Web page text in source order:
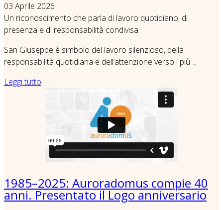
03 Aprile 2026
Un riconoscimento che parla di lavoro quotidiano, di
presenza e di responsabilità condivisa.
San Giuseppe è simbolo del lavoro silenzioso, della
responsabilità quotidiana e dell’attenzione verso i più ...
Leggi tutto
1985–2025: Auroradomus compie 40
anni. Presentato il Logo anniversario